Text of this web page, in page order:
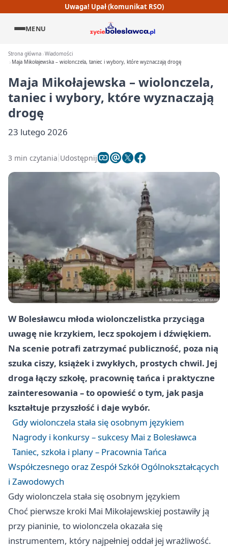
Uwaga! Upał (komunikat RSO)
MENU
Strona główna Wiadomości
Maja Mikołajewska – wiolonczela, taniec i wybory, które wyznaczają drogę
Maja Mikołajewska – wiolonczela,
taniec i wybory, które wyznaczają
drogę
23 lutego 2026
3 min czytania Udostępnij
W Bolesławcu młoda wiolonczelistka przyciąga
uwagę nie krzykiem, lecz spokojem i dźwiękiem.
Na scenie potrafi zatrzymać publiczność, poza nią
szuka ciszy, książek i zwykłych, prostych chwil. Jej
droga łączy szkołę, pracownię tańca i praktyczne
zainteresowania – to opowieść o tym, jak pasja
kształtuje przyszłość i daje wybór.
Gdy wiolonczela stała się osobnym językiem
Nagrody i konkursy – sukcesy Mai z Bolesławca
Taniec, szkoła i plany – Pracownia Tańca
Współczesnego oraz Zespół Szkół Ogólnokształcących
i Zawodowych
Gdy wiolonczela stała się osobnym językiem
Choć pierwsze kroki Mai Mikołajewskiej postawiły ją
przy pianinie, to wiolonczela okazała się
instrumentem, który najpełniej oddał jej wrażliwość.